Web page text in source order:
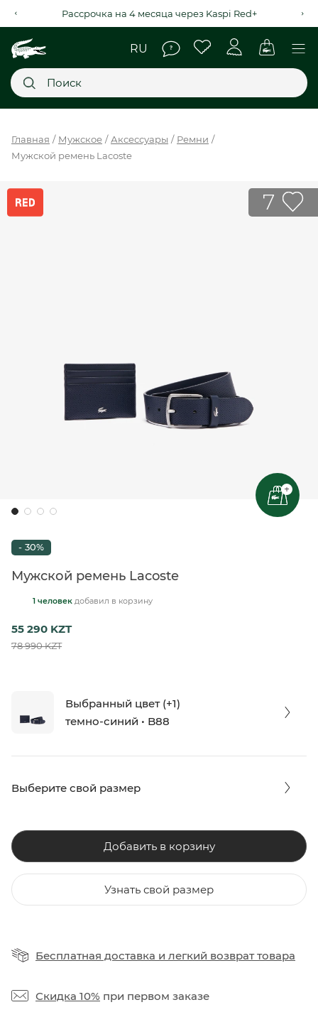
Рассрочка на 4 месяца через Kaspi Red+
НОВИНКИ
SALE
Главная Мужское Аксессуары
Ремни
Мужской ремень Lacoste
7
+
- 30%
Мужской ремень Lacoste
1 человек добавил в корзину
55 290 KZT
78 990 KZT
Выбранный цвет (+1)
темно-синий • B88
Выберите свой размер
Добавить в корзину
Узнать свой размер
Бесплатная доставка и легкий возврат товара
Скидка 10% при первом заказе